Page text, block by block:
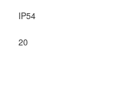
IP54
20